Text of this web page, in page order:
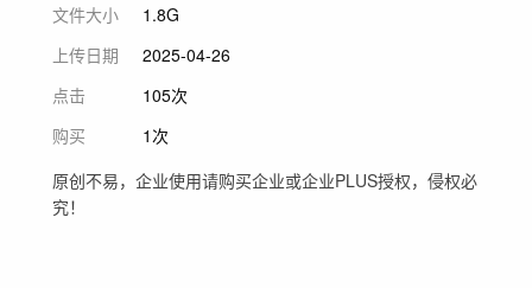
文件大小
1.8G
上传日期
2025-04-26
点击
105次
购买
1次
原创不易，企业使用请购买企业或企业PLUS授权，侵权必
究！